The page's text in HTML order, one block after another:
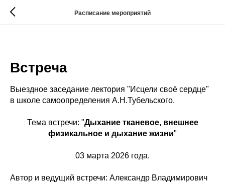
Расписание мероприятий
Встреча
Выездное заседание лектория "Исцели своё сердце"
в школе самоопределения А.Н.Тубельского.
Тема встречи: "Дыхание тканевое, внешнее
физикальное и дыхание жизни"
03 марта 2026 года.
Автор и ведущий встречи: Александр Владимирович